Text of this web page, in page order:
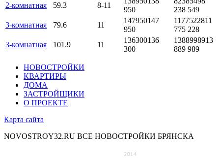
2-комнатная
59.3 8-11
950
238 549
3-комнатная
79.6 11
147950147
950
1177522811
775 228
3-комнатная
101.9 11
136300136
300
1388998913
889 989
НОВОСТРОЙКИ
КВАРТИРЫ
ДОМА
ЗАСТРОЙЩИКИ
О ПРОЕКТЕ
Карта сайта
NOVOSTROY32.RU ВСЕ НОВОСТРОЙКИ БРЯНСКА